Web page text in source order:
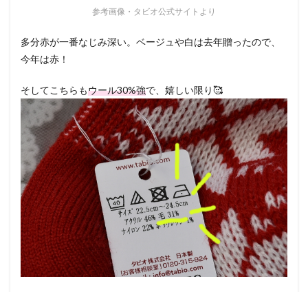
参考画像・タビオ公式サイトより
多分赤が一番なじみ深い。ベージュや白は去年贈ったので、
今年は赤！
そしてこちらもウール30%強で、嬉しい限り🥰